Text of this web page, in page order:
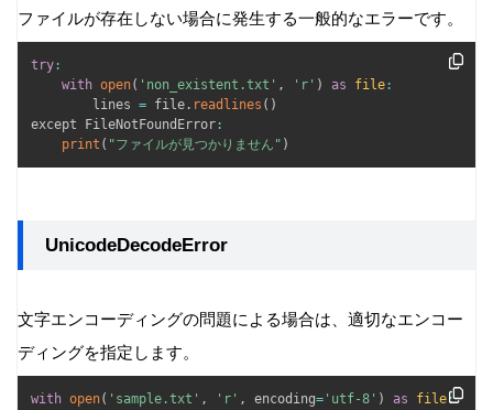
ファイルが存在しない場合に発生する一般的なエラーです。
try :
with open( 'non_existent.txt' , 'r' ) as file :
        lines
= file . readlines ( )
except FileNotFoundError :
print ( "ファイルが見つかりません" )
UnicodeDecodeError
文字エンコーディングの問題による場合は、適切なエンコー
ディングを指定します。
with open( 'sample.txt' , 'r' , encoding= 'utf-8' ) as file: